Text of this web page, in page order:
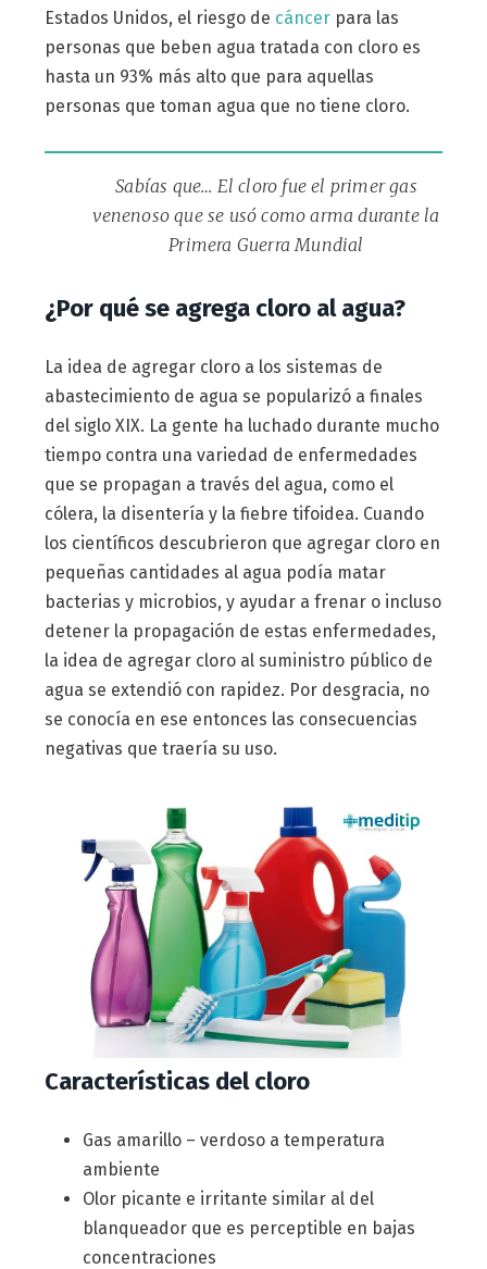
Estados Unidos, el riesgo de cáncerpara las
personas que beben agua tratada con cloro es
hasta un 93% más alto que para aquellas
personas que toman agua que no tiene cloro.
Sabías que… El cloro fue el primer gas
venenoso que se usó como arma durante la
Primera Guerra Mundial
¿Por qué se agrega cloro al agua?
La idea de agregar cloro a los sistemas de
abastecimiento de agua se popularizó a finales
del siglo XIX. La gente ha luchado durante mucho
tiempo contra una variedad de enfermedades
que se propagan a través del agua, como el
cólera, la disentería y la fiebre tifoidea. Cuando
los científicos descubrieron que agregar cloro en
pequeñas cantidades al agua podía matar
bacterias y microbios, y ayudar a frenar o incluso
detener la propagación de estas enfermedades,
la idea de agregar cloro al suministro público de
agua se extendió con rapidez. Por desgracia, no
se conocía en ese entonces las consecuencias
negativas que traería su uso.
Características del cloro
Gas amarillo – verdoso a temperatura
ambiente
Olor picante e irritante similar al del
blanqueador que es perceptible en bajas
concentraciones